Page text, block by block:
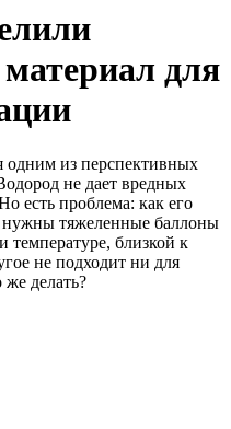
для
одним из перспективных
не дает вредных
есть проблема: как его
нужны тяжеленные баллоны
близкой к
не подходит ни для
делать?